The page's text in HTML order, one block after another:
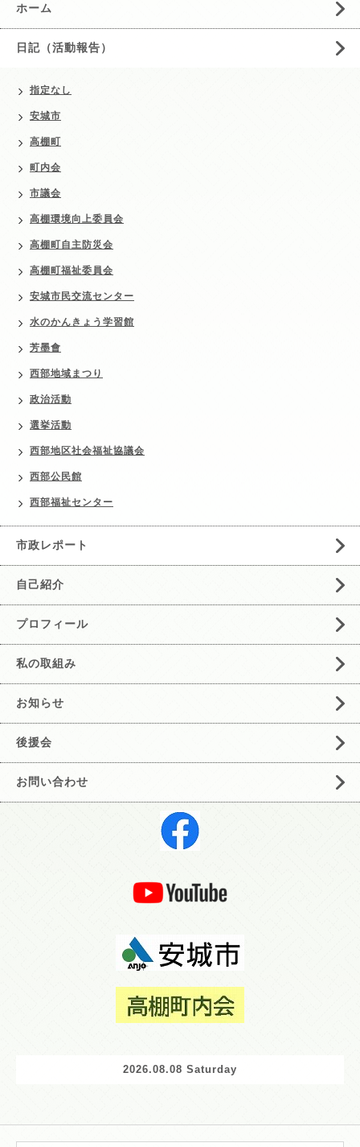
ホーム
日記（活動報告）
指定なし
安城市
高棚町
町内会
市議会
高棚環境向上委員会
高棚町自主防災会
高棚町福祉委員会
安城市民交流センター
水のかんきょう学習館
芳墨會
西部地域まつり
政治活動
選挙活動
西部地区社会福祉協議会
西部公民館
西部福祉センター
市政レポート
自己紹介
プロフィール
私の取組み
お知らせ
後援会
お問い合わせ
2026.08.08 Saturday